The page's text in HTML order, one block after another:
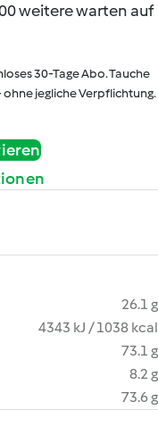
weitere warten auf
30-Tage Abo. Tauche
jegliche Verpflichtung.
26.1 g
4343 kJ / 1038 kcal
73.1 g
8.2 g
73.6 g